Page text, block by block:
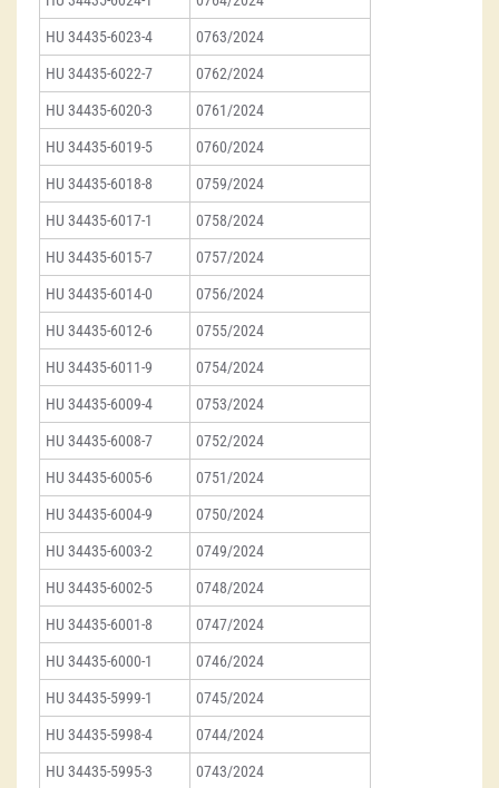
HU 34435-6023-4 0763/2024
HU 34435-6022-7 0762/2024
HU 34435-6020-3 0761/2024
HU 34435-6019-5 0760/2024
HU 34435-6018-8 0759/2024
HU 34435-6017-1 0758/2024
HU 34435-6015-7 0757/2024
HU 34435-6014-0 0756/2024
HU 34435-6012-6 0755/2024
HU 34435-6011-9 0754/2024
HU 34435-6009-4 0753/2024
HU 34435-6008-7 0752/2024
HU 34435-6005-6 0751/2024
HU 34435-6004-9 0750/2024
HU 34435-6003-2 0749/2024
HU 34435-6002-5 0748/2024
HU 34435-6001-8 0747/2024
HU 34435-6000-1 0746/2024
HU 34435-5999-1 0745/2024
HU 34435-5998-4 0744/2024
HU 34435-5995-3 0743/2024